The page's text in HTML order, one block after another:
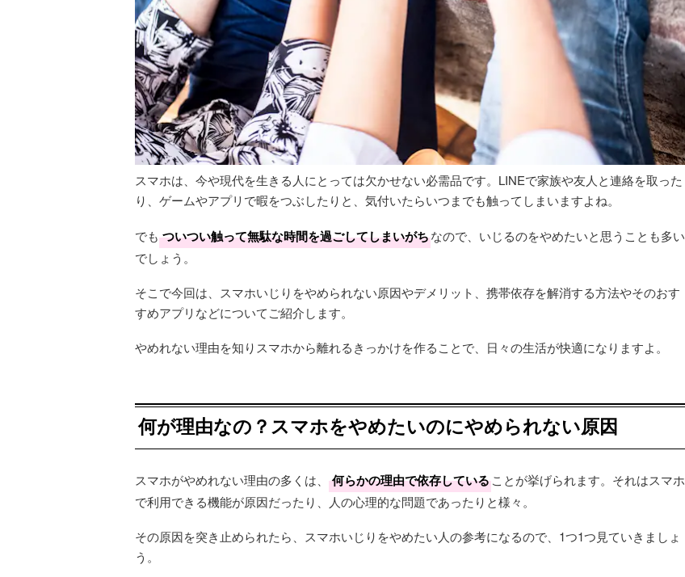
スマホは、今や現代を生きる人にとっては欠かせない必需品です。LINEで家族や友人と連絡を取った
り、ゲームやアプリで暇をつぶしたりと、気付いたらいつまでも触ってしまいますよね。
でも ついつい触って無駄な時間を過ごしてしまいがちなので、いじるのをやめたいと思うことも多い
でしょう。
そこで今回は、スマホいじりをやめられない原因やデメリット、携帯依存を解消する方法やそのおす
すめアプリなどについてご紹介します。
やめれない理由を知りスマホから離れるきっかけを作ることで、日々の生活が快適になりますよ。
何が理由なの？スマホをやめたいのにやめられない原因
スマホがやめれない理由の多くは、 何らかの理由で依存していることが挙げられます。それはスマホ
で利用できる機能が原因だったり、人の心理的な問題であったりと様々。
その原因を突き止められたら、スマホいじりをやめたい人の参考になるので、1つ1つ見ていきましょ
う。